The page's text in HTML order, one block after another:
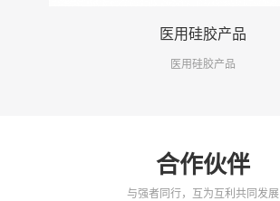
医用硅胶产品
医用硅胶产品
合作伙伴
与强者同行，互为互利共同发展